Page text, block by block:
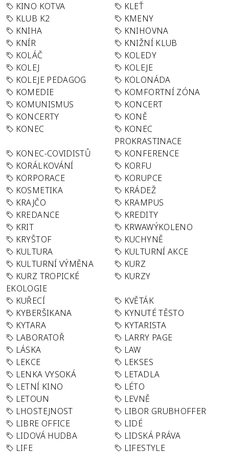
KINO KOTVA
KLEŤ
KLUB K2
KMENY
KNIHA
KNIHOVNA
KNÍR
KNIŽNÍ KLUB
KOLÁČ
KOLEDY
KOLEJ
KOLEJE
KOLEJE PEDAGOG
KOLONÁDA
KOMEDIE
KOMFORTNÍ ZÓNA
KOMUNISMUS
KONCERT
KONCERTY
KONĚ
KONEC
KONEC
PROKRASTINACE
KONEC-COVIDISTŮ
KONFERENCE
KORÁLKOVÁNÍ
KORFU
KORPORACE
KORUPCE
KOSMETIKA
KRÁDEŽ
KRAJČO
KRAMPUS
KREDANCE
KREDITY
KRIT
KRWAWÝKOLENO
KRYŠTOF
KUCHYNĚ
KULTURA
KULTURNÍ AKCE
KULTURNÍ VÝMĚNA
KURZ
KURZ TROPICKÉ
EKOLOGIE
KURZY
KUŘECÍ
KVĚTÁK
KYBERŠIKANA
KYNUTÉ TĚSTO
KYTARA
KYTARISTA
LABORATOŘ
LARRY PAGE
LÁSKA
LAW
LEKCE
LEKSES
LENKA VYSOKÁ
LETADLA
LETNÍ KINO
LÉTO
LETOUN
LEVNĚ
LHOSTEJNOST
LIBOR GRUBHOFFER
LIBRE OFFICE
LIDÉ
LIDOVÁ HUDBA
LIDSKÁ PRÁVA
LIFE
LIFESTYLE